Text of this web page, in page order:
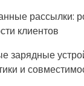
рассылки:
клиентов
зарядные
и